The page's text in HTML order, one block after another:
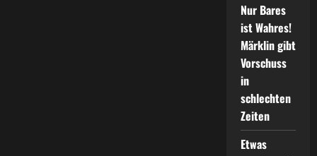
Nur Bares
ist Wahres!
Märklin gibt
Vorschuss
in
schlechten
Zeiten
Etwas